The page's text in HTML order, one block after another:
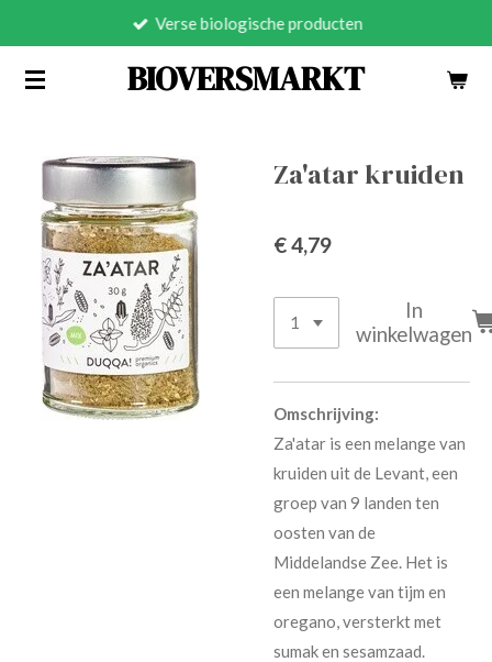
naar
BIOVERSMARKT
Verse biologische producten
Za'atar kruiden
€ 4,79
In
winkelwagen
Omschrijving:
Za'atar is een melange van
kruiden uit de Levant, een
groep van 9 landen ten
oosten van de
Middelandse Zee. Het is
een melange van tijm en
oregano, versterkt met
sumak en sesamzaad.